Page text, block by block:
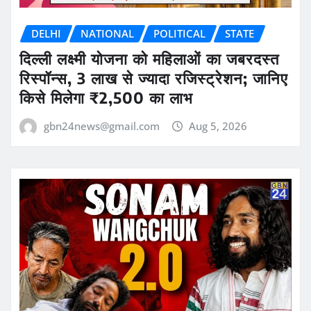
DELHI NATIONAL POLITICAL STATE
दिल्ली लक्ष्मी योजना को महिलाओं का जबरदस्त
रिस्पॉन्स, 3 लाख से ज्यादा रजिस्ट्रेशन; जानिए
किसे मिलेगा ₹2,500 का लाभ
gbn24news@gmail.com Aug 5, 2026